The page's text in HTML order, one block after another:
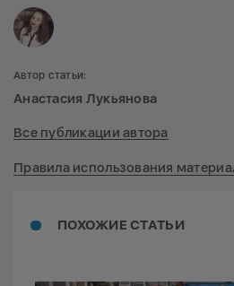
ПОХОЖИЕ СТАТЬИ
Автор статьи:
Анастасия Лукьянова
Все публикации автора
Правила использования